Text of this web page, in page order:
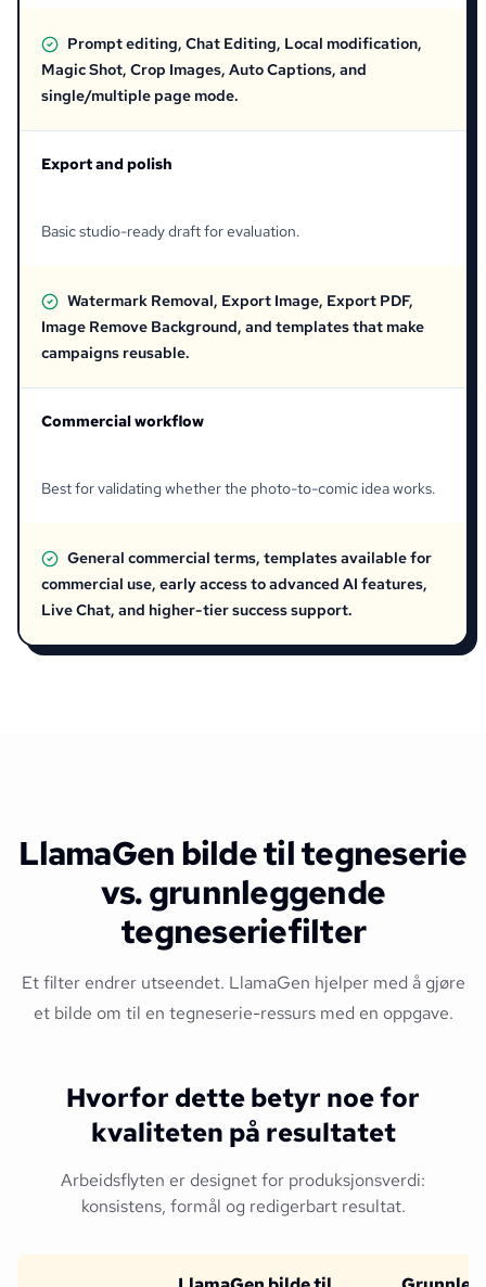
Prompt editing, Chat Editing, Local modification,
Magic Shot, Crop Images, Auto Captions, and
single/multiple page mode.
Export and polish
Basic studio-ready draft for evaluation.
Watermark Removal, Export Image, Export PDF,
Image Remove Background, and templates that make
campaigns reusable.
Commercial workflow
Best for validating whether the photo-to-comic idea works.
General commercial terms, templates available for
commercial use, early access to advanced AI features,
Live Chat, and higher-tier success support.
LlamaGen bilde til tegneserie
vs. grunnleggende
tegneseriefilter
Et filter endrer utseendet. LlamaGen hjelper med å gjøre
et bilde om til en tegneserie-ressurs med en oppgave.
Hvorfor dette betyr noe for
kvaliteten på resultatet
Arbeidsflyten er designet for produksjonsverdi:
konsistens, formål og redigerbart resultat.